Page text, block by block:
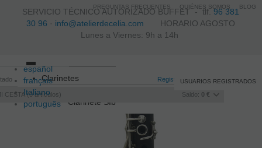
SERVICIO TÉCNICO AUTORIZADO BUFFET -tlf.96 381
30 96 · info@atelierdecelia.com HORARIO AGOSTO
Lunes a Viernes: 9h a 14h
español
français
Italiano
português
Registro /Iniciar sesión
CESTA 0artículos Saldo: 0 €
USUARIOS REGISTRADOS
Toggle
navigation
Clarinetes
Clarinete SIb
PREGUNTAS FRECUENTES QUIÉNES SOMOS BLOG